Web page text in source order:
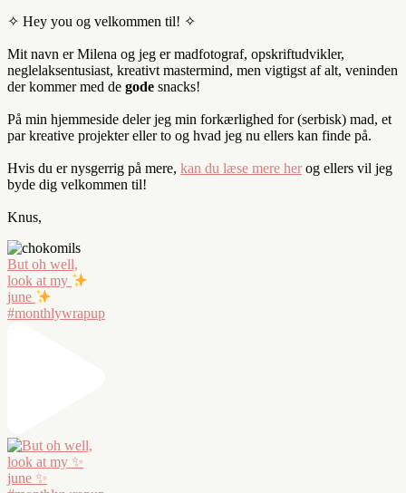
✧ Hey you og velkommen til! ✧
Mit navn er Milena og jeg er madfotograf, opskriftudvikler,
neglelaksentusiast, kreativt mastermind, men vigtigst af alt, veninden
der kommer med de gode snacks!
På min hjemmeside deler jeg min forkærlighed for (serbisk) mad, et
par kreative projekter eller to og hvad jeg nu ellers kan finde på.
Hvis du er nysgerrig på mere, kan du læse mere her og ellers vil jeg
byde dig velkommen til!
Knus,
But oh well,
look at my
june
#monthlywrapup